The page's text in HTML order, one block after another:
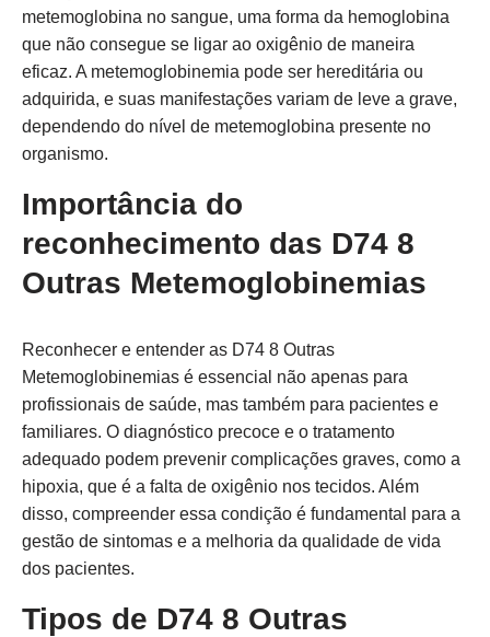
metemoglobina no sangue, uma forma da hemoglobina
que não consegue se ligar ao oxigênio de maneira
eficaz. A metemoglobinemia pode ser hereditária ou
adquirida, e suas manifestações variam de leve a grave,
dependendo do nível de metemoglobina presente no
organismo.
Importância do
reconhecimento das D74 8
Outras Metemoglobinemias
Reconhecer e entender as D74 8 Outras
Metemoglobinemias é essencial não apenas para
profissionais de saúde, mas também para pacientes e
familiares. O diagnóstico precoce e o tratamento
adequado podem prevenir complicações graves, como a
hipoxia, que é a falta de oxigênio nos tecidos. Além
disso, compreender essa condição é fundamental para a
gestão de sintomas e a melhoria da qualidade de vida
dos pacientes.
Tipos de D74 8 Outras